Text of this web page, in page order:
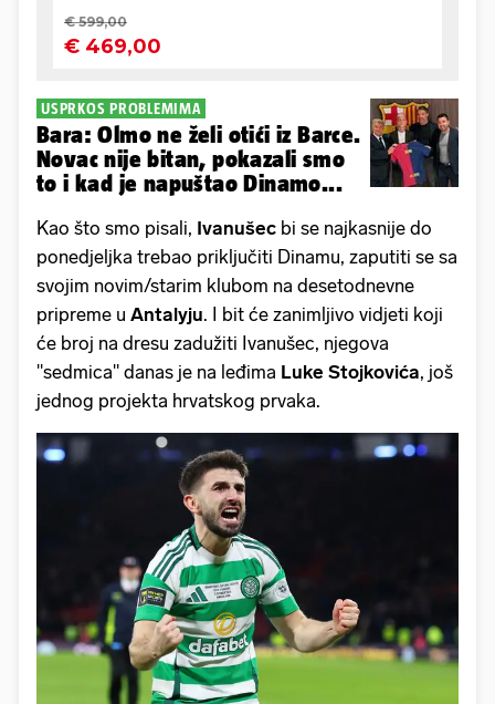
USPRKOS PROBLEMIMA
Bara: Olmo ne želi otići iz Barce.
Novac nije bitan, pokazali smo
to i kad je napuštao Dinamo...
Kao što smo pisali, Ivanušec bi se najkasnije do
ponedjeljka trebao priključiti Dinamu, zaputiti se sa
svojim novim/starim klubom na desetodnevne
pripreme u Antalyju. I bit će zanimljivo vidjeti koji
će broj na dresu zadužiti Ivanušec, njegova
"sedmica" danas je na leđima Luke Stojkovića, još
jednog projekta hrvatskog prvaka.